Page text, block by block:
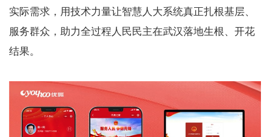
实际需求，用技术力量让智慧人大系统真正扎根基层、
服务群众，助力全过程人民民主在武汉落地生根、开花
结果。